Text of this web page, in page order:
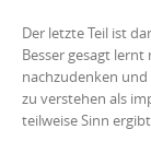
Der letzte Teil ist
Besser gesagt
nachzudenken
zu verstehen als
teilweise Sinn